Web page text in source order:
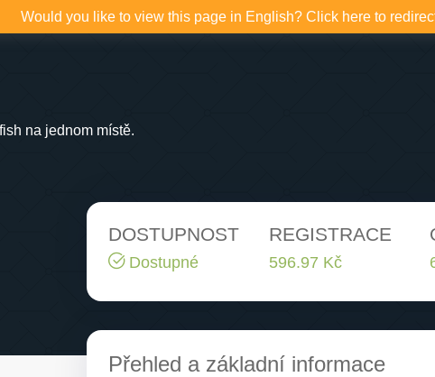
Would you like to view this page in English? Click here to
na jednom místě.
DOSTUPNOST
Dostupné
REGISTRACE
596.97 Kč
Přehled a základní informace